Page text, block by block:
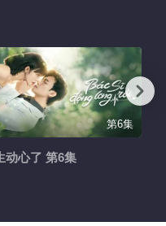
第6集
动心了 第6集